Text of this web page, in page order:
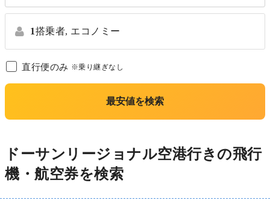
1搭乗者, エコノミー
直行便のみ ※乗り継ぎなし
最安値を検索
ドーサンリージョナル空港行きの飛行
機・航空券を検索